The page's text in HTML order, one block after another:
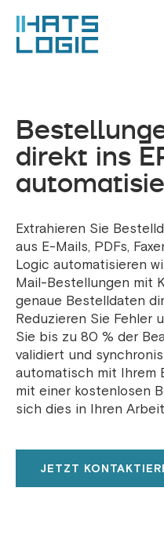
direkt ins
Extrahieren Sie
aus E-Mails, PDFs,
Logic automatisieren
Mail-Bestellungen mit
genaue Bestelldaten
Reduzieren Sie Fehler
Sie bis zu 80 % der
validiert und
automatisch mit Ihrem
mit einer kostenlosen
sich dies in Ihren
JETZT